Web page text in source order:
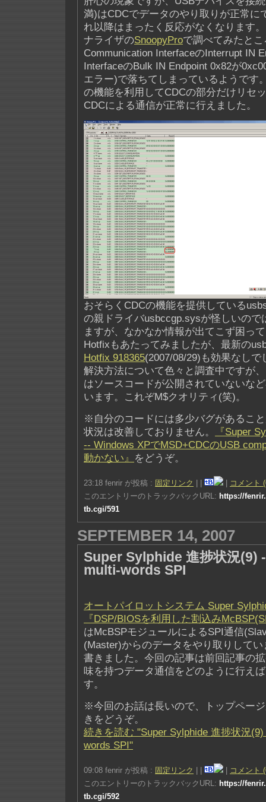
満)はCDCでデータのやり取りが正常に
れ以降はまったく反応がなくなります
ナライザのSnoopyProで調べてみたと
Communication InterfaceのInterrupt IN
InterfaceのBulk IN Endpoint 0x82が
エラー)で落ちてしまっているようです
の機能を利用してCDCの部分だけリセ
CDCによる通信が正常に行えました。
おそらくCDCの機能を提供している
の親ドライバusbccgp.sysが怪しいので
ますが、なかなか情報が出てこず困っ
Hotfixもあたってみましたが、最新の
Hotfix 918365(2007/08/29)も効果なしで
解決方法について色々と調査中ですが
はソースコードが公開されていないな
います。これぞM$クオリティ(笑)。
※自分のコードには多少バグがあるこ
状況は改善しておりません。
『Super
-- Windows XPでMSD+CDCのUSB
動かない』 をどうぞ。
23:18 fenrir が投稿 : 固定リンク
コメント
このエントリーのトラックバックURL: https://
tb.cgi/591
SEPTEMBER 14, 2007
Super Sylphide 進捗状況(9)
multi-words SPI
オートパイロットシステム Super
『DSP/BIOSを利用した割込み
はMcBSPモジュールによるSPI通信
(Master)からのデータをやり取りして
書きました。今回の記事は前回記事の
味を持つデータ通信をどのように行え
す。
※今回のお話は長いので、トップペー
きをどうぞ。
続きを読む "Super Sylphide 進捗状況
words SPI"
09:08 fenrir が投稿 : 固定リンク
コメント
このエントリーのトラックバックURL: https://
tb.cgi/592